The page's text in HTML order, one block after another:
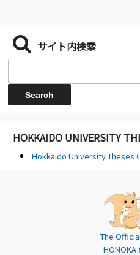
サイト内検索
HOKKAIDO UNIVERSITY
Hokkaido University Theses
The
HONOKA